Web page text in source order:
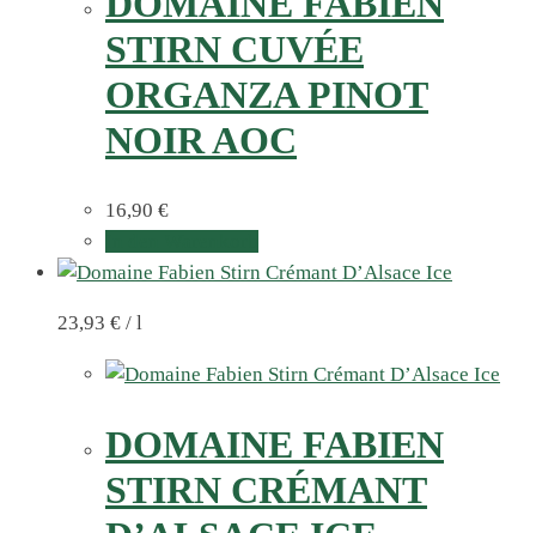
STIRN CUVÉE
ORGANZA PINOT
NOIR AOC
16,90 €
23,93 € / l
DOMAINE FABIEN
STIRN CRÉMANT